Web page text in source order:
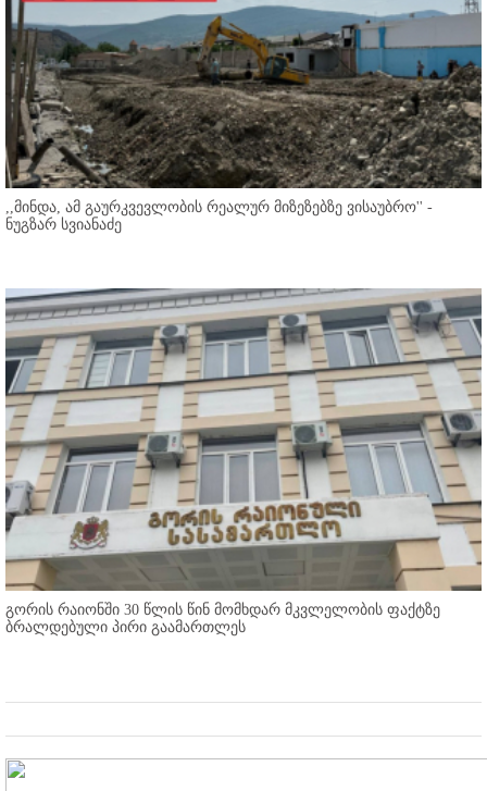
,,მინდა, ამ გაურკვევლობის რეალურ მიზეზებზე ვისაუბრო'' -
ნუგზარ სვიანაძე
გორის რაიონში 30 წლის წინ მომხდარ მკვლელობის ფაქტზე
ბრალდებული პირი გაამართლეს